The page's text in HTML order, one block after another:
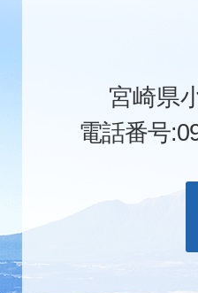
宮崎県
電話番号